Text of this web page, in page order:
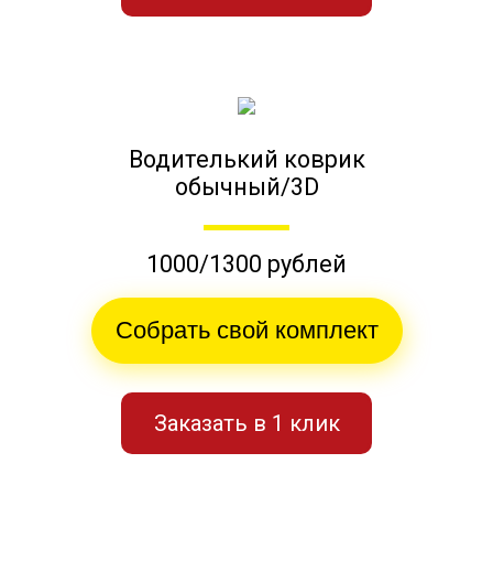
Водителький коврик
обычный/3D
1000/1300 рублей
Собрать свой комплект
Заказать в 1 клик